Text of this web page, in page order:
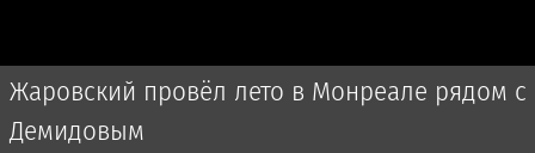
Жаровский провёл лето в Монреале рядом с
Демидовым